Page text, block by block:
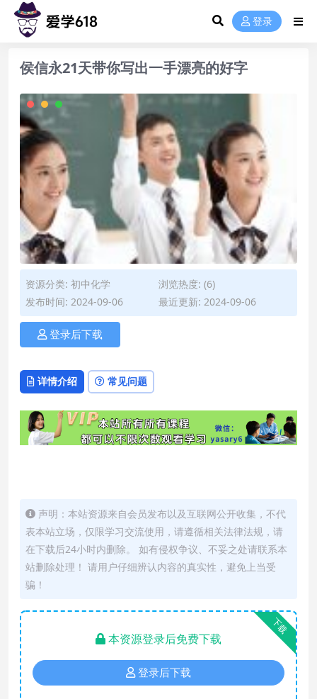
登录
侯信永21天带你写出一手漂亮的好字
资源分类: 初中化学
浏览热度: (6)
发布时间: 2024-09-06
最近更新: 2024-09-06
登录后下载
详情介绍 常见问题
声明：本站资源来自会员发布以及互联网公开收集，不代
表本站立场，仅限学习交流使用，请遵循相关法律法规，请
在下载后24小时内删除。 如有侵权争议、不妥之处请联系本
站删除处理！ 请用户仔细辨认内容的真实性，避免上当受
骗！
下载
本资源登录后免费下载
登录后下载